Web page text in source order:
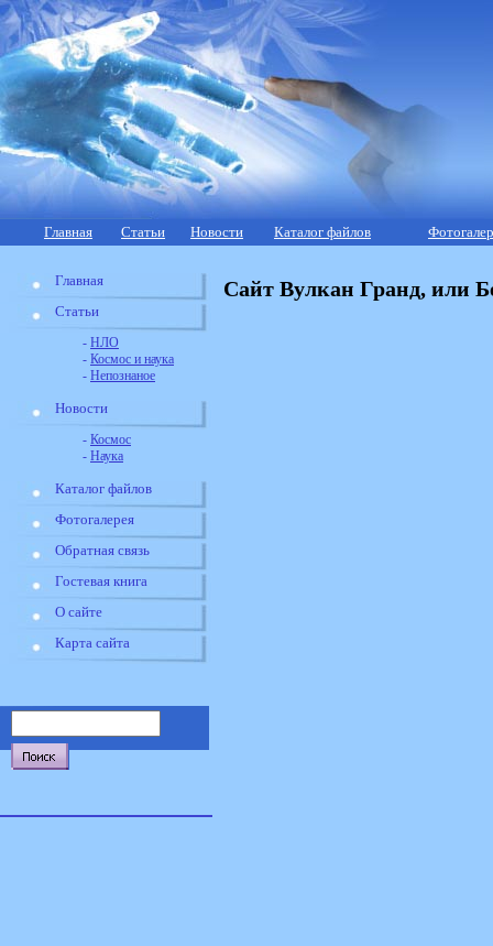
Главная Статьи Новости Каталог файлов
Главная
Статьи
- НЛО
- Космос и наука
- Непознаное
Новости
- Космос
- Наука
Каталог файлов
Фотогалерея
Обратная связь
Гостевая книга
О сайте
Карта сайта
Сайт Вулкан Гранд, или